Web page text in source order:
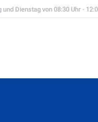
Dienstag von 08:30 Uhr -